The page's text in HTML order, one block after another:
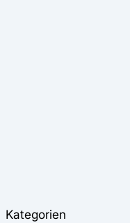
Kategorien